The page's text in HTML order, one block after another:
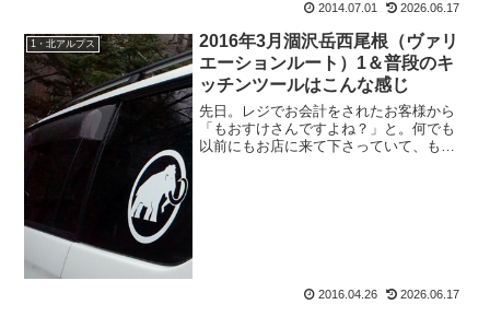
2014.07.01 2026.06.17
1・北アルプス
2016年3月涸沢岳西尾根（ヴァリ
エーションルート）1＆普段のキ
ッチンツールはこんな感じ
先日。レジでお会計をされたお客様から
「もおすけさんですよね？」と。何でも
以前にもお店に来て下さっていて、もお
2016.04.26 2026.06.17